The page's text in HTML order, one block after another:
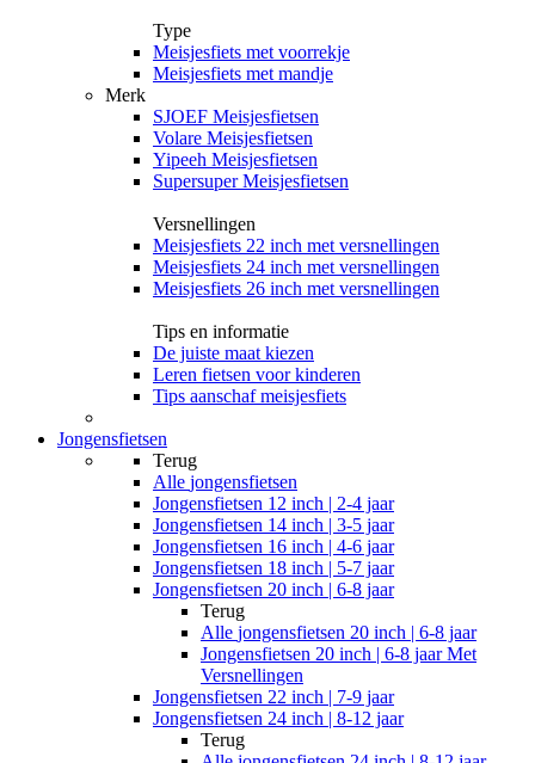
Type
Meisjesfiets met voorrekje
Meisjesfiets met mandje
Merk
SJOEF Meisjesfietsen
Volare Meisjesfietsen
Yipeeh Meisjesfietsen
Supersuper Meisjesfietsen
Versnellingen
Meisjesfiets 22 inch met versnellingen
Meisjesfiets 24 inch met versnellingen
Meisjesfiets 26 inch met versnellingen
Tips en informatie
De juiste maat kiezen
Leren fietsen voor kinderen
Tips aanschaf meisjesfiets
Jongensfietsen
Terug
Alle jongensfietsen
Jongensfietsen 12 inch | 2-4 jaar
Jongensfietsen 14 inch | 3-5 jaar
Jongensfietsen 16 inch | 4-6 jaar
Jongensfietsen 18 inch | 5-7 jaar
Jongensfietsen 20 inch | 6-8 jaar
Terug
Alle jongensfietsen 20 inch | 6-8 jaar
Jongensfietsen 20 inch | 6-8 jaar Met
Versnellingen
Jongensfietsen 22 inch | 7-9 jaar
Jongensfietsen 24 inch | 8-12 jaar
Terug